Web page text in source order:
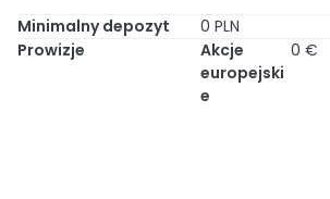
Minimalny depozyt
0 PLN
Prowizje
Akcje
europejski
e
0 €